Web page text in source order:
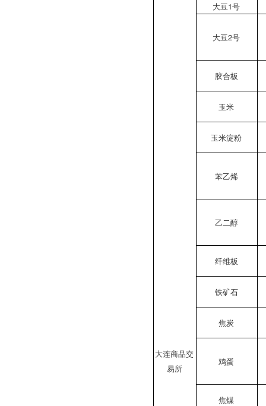
大连商品交
易所
大豆1号
大豆2号
胶合板
玉米
玉米淀粉
苯乙烯
乙二醇
纤维板
铁矿石
焦炭
鸡蛋
焦煤